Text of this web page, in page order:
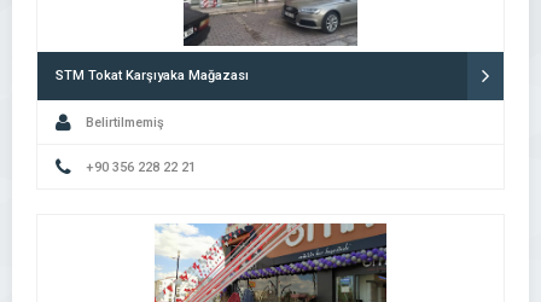
STM Tokat Karşıyaka Mağazası
Belirtilmemiş
+90 356 228 22 21